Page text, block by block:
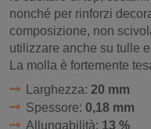
nonché per rinforzi
composizione, non
utilizzare anche su tulle
La molla è fortemente
Larghezza: 20 mm
Spessore: 0,18 mm
Allungabilità: 13 %